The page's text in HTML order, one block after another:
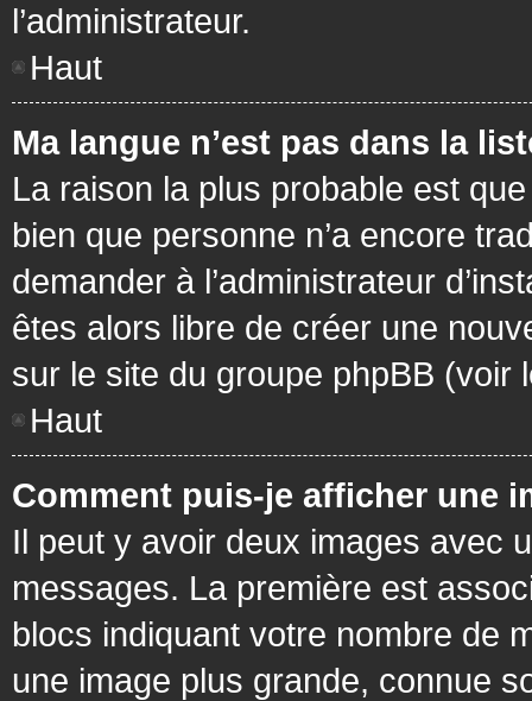
l’administrateur.
Haut
Ma langue n’est pas dans la
La raison la plus probable est
bien que personne n’a encore
demander à l’administrateur
êtes alors libre de créer une
sur le site du groupe phpBB (voir
Haut
Comment puis-je afficher une
Il peut y avoir deux images avec
messages. La première est
blocs indiquant votre nombre de
une image plus grande, connue